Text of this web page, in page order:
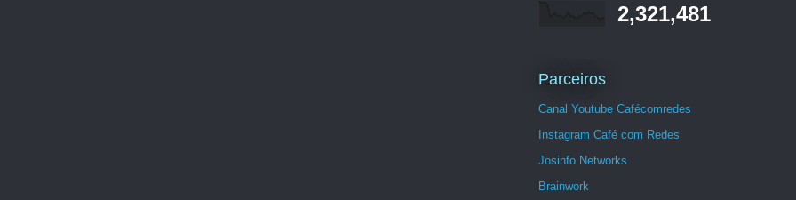
2,321,481
Parceiros
Canal Youtube Cafécomredes
Instagram Café com Redes
Josinfo Networks
Brainwork